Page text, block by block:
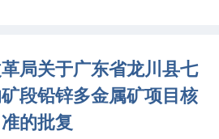
局关于广东省龙川县七
段铅锌多金属矿项目核
准的批复